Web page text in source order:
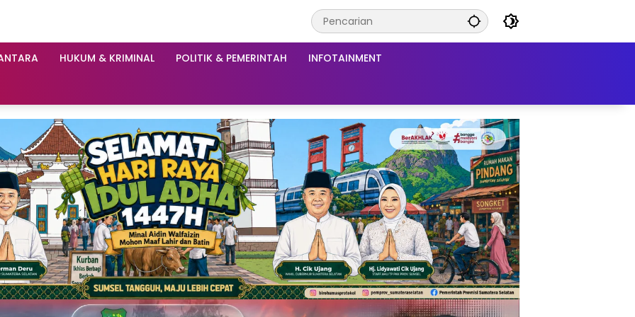
HUKUM & KRIMINAL POLITIK & PEMERINTAH INFOTAINMENT